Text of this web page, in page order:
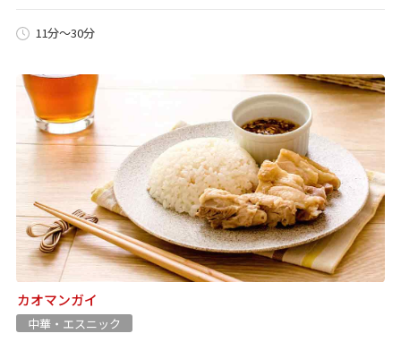
11分～30分
カオマンガイ
中華・エスニック